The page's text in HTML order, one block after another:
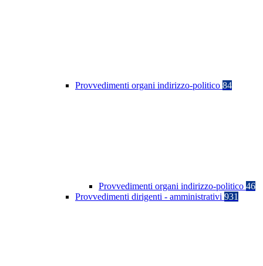
Provvedimenti organi indirizzo-politico 84
Provvedimenti organi indirizzo-politico 46
Provvedimenti dirigenti - amministrativi 931